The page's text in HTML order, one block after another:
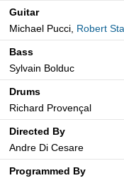
Guitar
Michael Pucci, Robert
Bass
Sylvain Bolduc
Drums
Richard Provençal
Directed By
Andre Di Cesare
Programmed By